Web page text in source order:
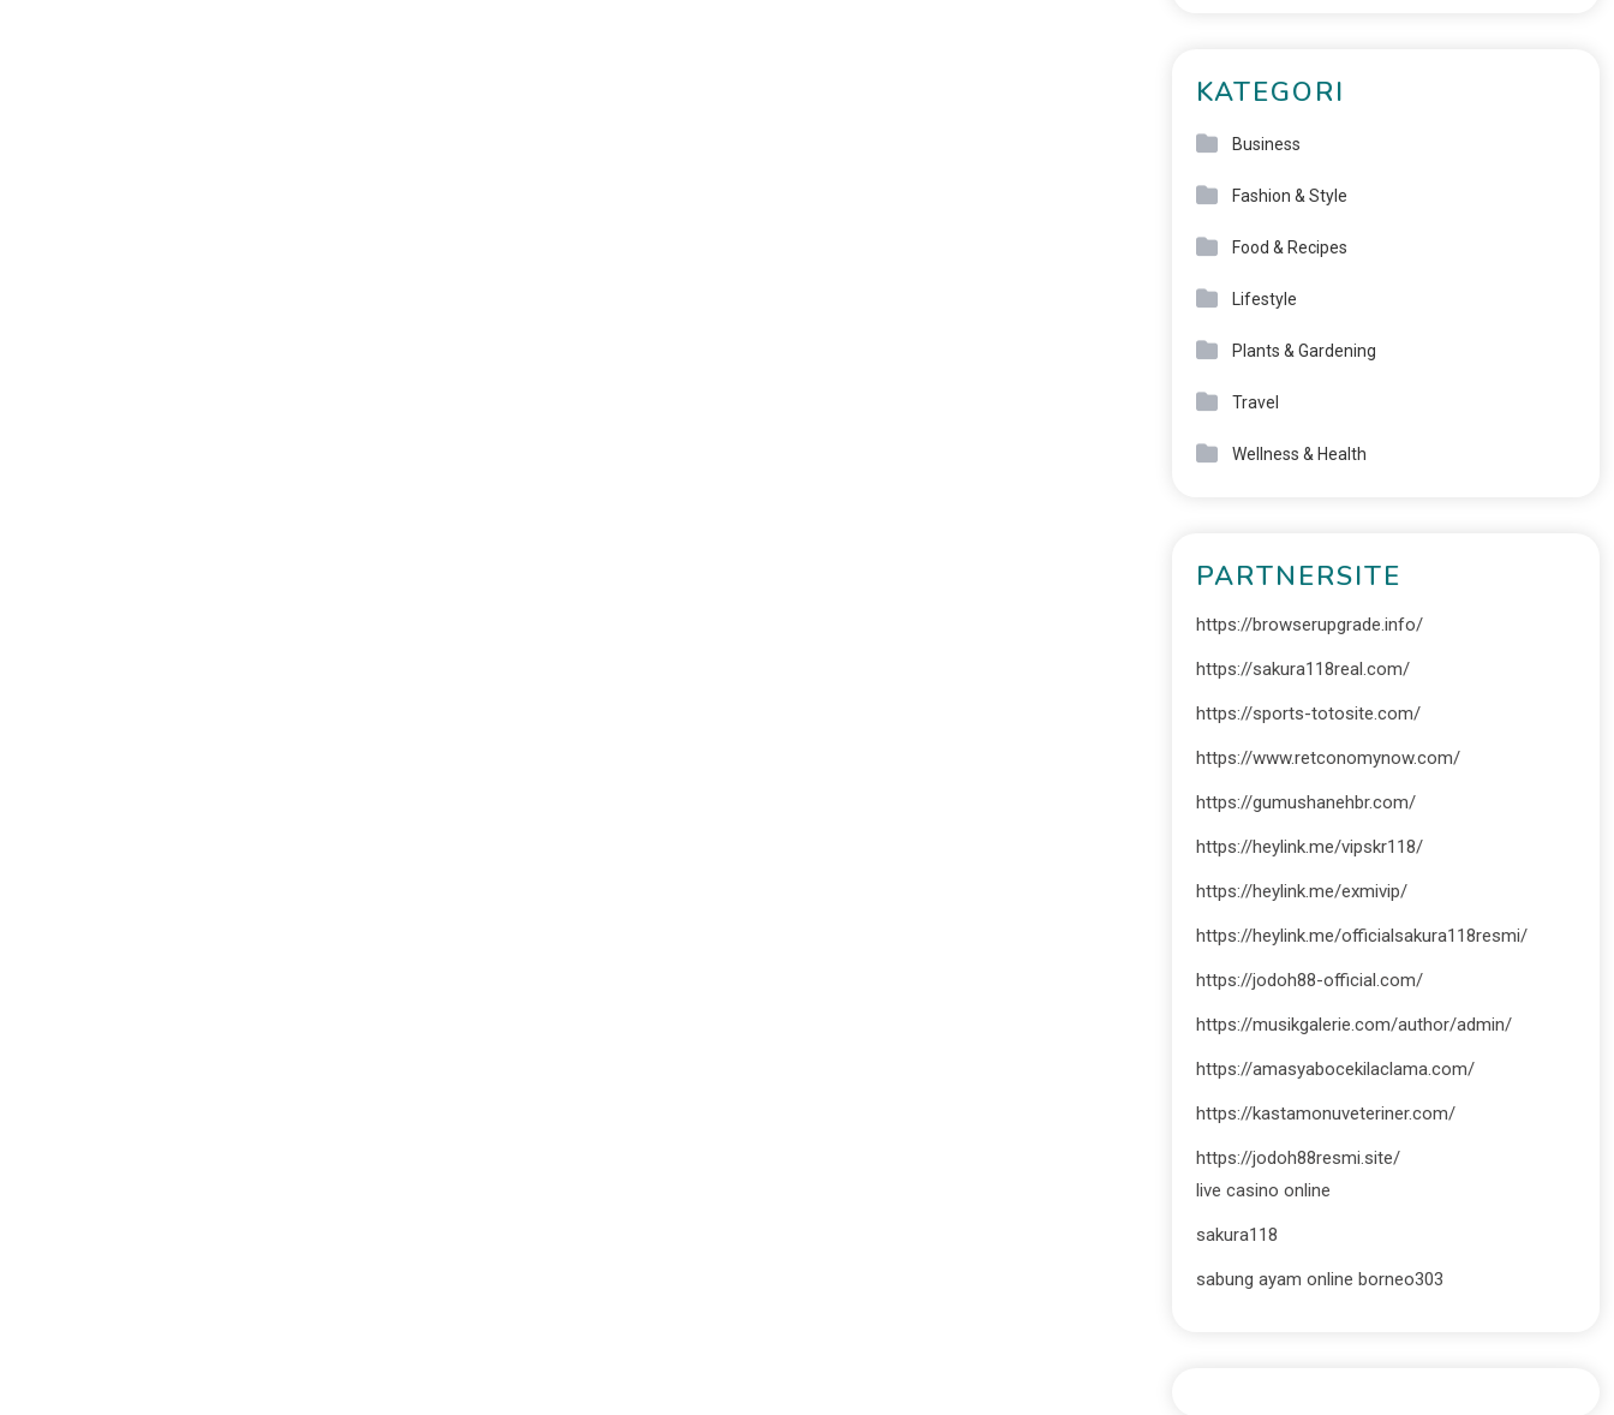
KATEGORI
Business
Fashion & Style
Food & Recipes
Lifestyle
Plants & Gardening
Travel
Wellness & Health
PARTNERSITE
https://browserupgrade.info/
https://sakura118real.com/
https://sports-totosite.com/
https://www.retconomynow.com/
https://gumushanehbr.com/
https://heylink.me/vipskr118/
https://heylink.me/exmivip/
https://heylink.me/officialsakura118resmi/
https://jodoh88-official.com/
https://musikgalerie.com/author/admin/
https://amasyabocekilaclama.com/
https://kastamonuveteriner.com/
https://jodoh88resmi.site/
live casino online
sakura118
sabung ayam online borneo303